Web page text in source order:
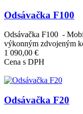
Odsávačka F100
Odsávačka F100 -
výkonným zdvojeným
1 090,00 €
Cena s DPH
Obrázok
Odsávačka F20